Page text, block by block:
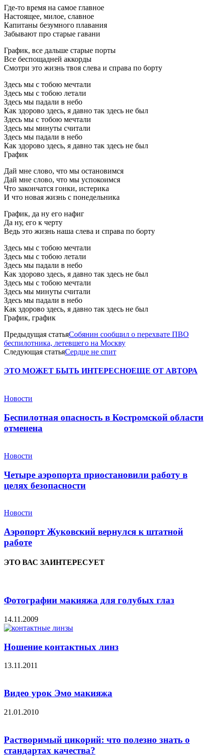
Где-то время на самое главное
Настоящее, милое, славное
Капитаны безумного плавания
Забывают про старые гавани
График, все дальше старые порты
Все беспощадней аккорды
Смотри это жизнь твоя слева и справа по борту
Здесь мы с тобою мечтали
Здесь мы с тобою летали
Здесь мы падали в небо
Как здорово здесь, я давно так здесь не был
Здесь мы с тобою мечтали
Здесь мы минуты считали
Здесь мы падали в небо
Как здорово здесь, я давно так здесь не был
График
Дай мне слово, что мы остановимся
Дай мне слово, что мы успокоимся
Что закончатся гонки, истерика
И что новая жизнь с понедельника
График, да ну его нафиг
Да ну, его к черту
Ведь это жизнь наша слева и справа по борту
Здесь мы с тобою мечтали
Здесь мы с тобою летали
Здесь мы падали в небо
Как здорово здесь, я давно так здесь не был
Здесь мы с тобою мечтали
Здесь мы минуты считали
Здесь мы падали в небо
Как здорово здесь, я давно так здесь не был
График, график
Предыдущая статьяСобянин сообщил о перехвате ПВО
беспилотника, летевшего на Москву
Следующая статьяСердце не спит
ЭТО МОЖЕТ БЫТЬ ИНТЕРЕСНОЕЩЕ ОТ АВТОРА
Новости
Беспилотная опасность в Костромской области
отменена
Новости
Четыре аэропорта приостановили работу в
целях безопасности
Новости
Аэропорт Жуковский вернулся к штатной
работе
ЭТО ВАС ЗАИНТЕРЕСУЕТ
Фотографии макияжа для голубых глаз
14.11.2009
Ношение контактных линз
13.11.2011
Видео урок Эмо макияжа
21.01.2010
Растворимый цикорий: что полезно знать о
стандартах качества?